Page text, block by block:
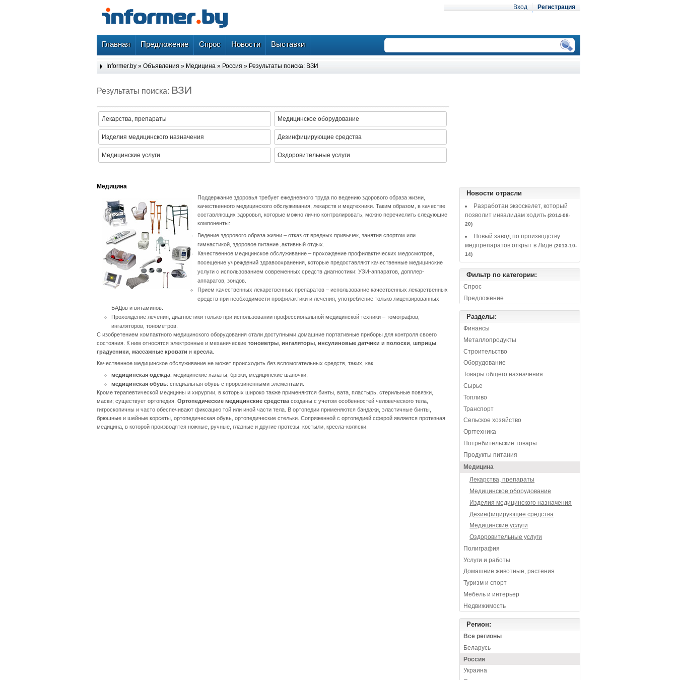
Вход Регистрация
Главная Предложение Спрос Новости Выставки
Informer.by » Объявления » Медицина » Россия » Результаты поиска: ВЗИ
Результаты поиска: ВЗИ
Лекарства, препараты Медицинское оборудование
Изделия медицинского назначения Дезинфицирующие средства
Медицинские услуги Оздоровительные услуги
Медицина
Поддержание здоровья требует ежедневного труда по ведению здорового образа жизни,
качественного медицинского обслуживания, лекарств и медтехники. Таким образом, в качестве
составляющих здоровья, которые можно лично контролировать, можно перечислить следующие
компоненты:
Ведение здорового образа жизни – отказ от вредных привычек, занятия спортом или
гимнастикой, здоровое питание ,активный отдых.
Качественное медицинское обслуживание – прохождение профилактических медосмотров,
посещение учреждений здравоохранения, которые предоставляют качественные медицинские
услуги с использованием современных средств диагностики: УЗИ-аппаратов, допплер-
аппаратов, зондов.
Прием качественных лекарственных препаратов – использование качественных лекарственных
средств при необходимости профилактики и лечения, употребление только лицензированных
БАДов и витаминов.
Прохождение лечения, диагностикитолько при использовании профессиональной медицинской техники – томографов,
ингаляторов, тонометров.
С изобретением компактного медицинского оборудования стали доступными домашние портативные приборы для контроля своего
состояния. К ним относятся электронные и механические тонометры ингаляторы инсулиновые датчики и полоски шприцы
градусники массажные кровати и кресла
Качественное медицинское обслуживание не может происходить без вспомогательных средств, таких, как
медицинская одежда: медицинские халаты, брюки, медицинские шапочки;
медицинская обувь: специальная обувь с прорезиненными элементами.
Кроме терапевтической медицины и хирургии, в которых широко также применяются бинты, вата, пластырь, стерильные повязки,
маски; существует ортопедия. Ортопедические медицинские средства созданы с учетом особенностей человеческого тела,
гигроскопичны и часто обеспечивают фиксацию той или иной части тела. В ортопедии применяются бандажи, эластичные бинты,
брюшные и шейные корсеты, ортопедическая обувь, ортопедические стельки. Сопряженной с ортопедией сферой является протезная
медицина, в которой производятся ножные, ручные, глазные и другие протезы, костыли, кресла-коляски.
Новости отрасли
Разработан экзоскелет, который
позволит инвалидам ходить (2014-08-
20)
Новый завод по производству
медпрепаратов открыт в Лиде (2013-10-
14)
Фильтр по категории:
Спрос
Предложение
Разделы:
Финансы
Металлопродукты
Строительство
Оборудование
Товары общего назначения
Сырье
Топливо
Транспорт
Сельское хозяйство
Оргтехника
Потребительские товары
Продукты питания
Медицина
Лекарства, препараты
Медицинское оборудование
Изделия медицинского назначения
Дезинфицирующие средства
Медицинские услуги
Оздоровительные услуги
Полиграфия
Услуги и работы
Домашние животные, растения
Туризм и спорт
Мебель и интерьер
Недвижимость
Регион:
Все регионы
Беларусь
Россия
Украина